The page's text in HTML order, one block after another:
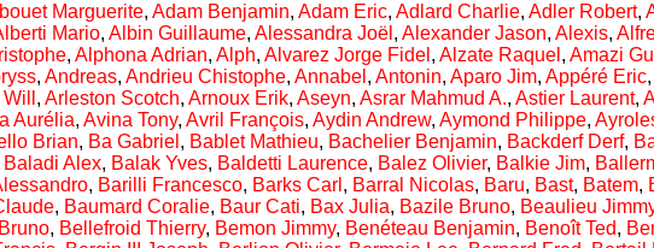
Marguerite, Adam Benjamin, Adam Eric, Adlard Charlie, Adler Robert,
Mario, Albin Guillaume, Alessandra Joël , Alexander Jason, Alexis,
, Alphona Adrian, Alph, Alvarez Jorge Fidel , Alzate Raquel , Amazi
, Andreas, Andrieu Chistophe, Annabel , Antonin, Aparo Jim, Appéré Eric,
, Arleston Scotch, Arnoux Erik, Aseyn, Asrar Mahmud A., Astier Laurent,
Aurélia, Avina Tony, Avril François, Aydin Andrew, Aymond Philippe,
Brian, Ba Gabriel , Bablet Mathieu, Bachelier Benjamin, Backderf Derf,
Baladi Alex, Balak Yves, Baldetti Laurence, Balez Olivier, Balkie Jim,
, Barilli Francesco, Barks Carl , Barral Nicolas, Baru, Bast, Batem,
, Baumard Coralie, Baur Cati, Bax Julia, Bazile Bruno, Beaulieu
, Bellefroid Thierry, Bemon Jimmy, Benéteau Benjamin, Benoît Ted,